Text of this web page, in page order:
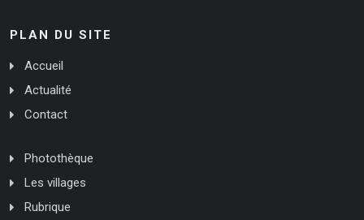
PLAN DU SITE
Accueil
Actualité
Contact
Photothèque
Les villages
Rubrique